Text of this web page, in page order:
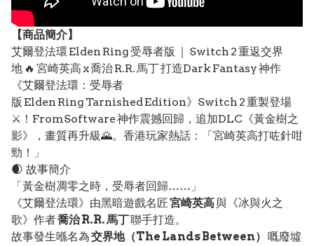
【商品簡介】
艾爾登法環 Elden Ring 受辱者版 ｜ Switch 2 重返交界
地 🔥 宮崎英高 x 喬治 R.R. 馬丁 打造Dark Fantasy 神作
《艾爾登法環：受辱者
版 Elden Ring Tarnished Edition》Switch 2 重製登場
⚔️！FromSoftware 神作震撼回歸，追加DLC《黃金樹之
影》，畫質再升級🌄。香港玩家熱話：「宮崎英高打咗針咁
勁！」
🌒 故事簡介
「黃金樹凋零之時，受辱者回歸……」
《艾爾登法環》由黑暗遊戲名匠宮崎英高與《冰與火之
歌》作者喬治 R.R. 馬丁聯手打造。
故事發生喺名為交界地（The Lands Between） 嘅廢墟